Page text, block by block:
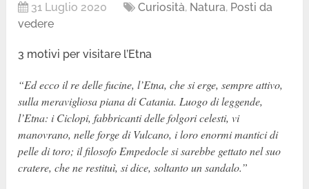
31 Luglio 2020 Curiosità, Natura, Posti da
vedere
3 motivi per visitare l’Etna
“Ed ecco il re delle fucine, l’Etna, che si erge, sempre attivo,
sulla meravigliosa piana di Catania. Luogo di leggende,
l’Etna: i Ciclopi, fabbricanti delle folgori celesti, vi
manovrano, nelle forge di Vulcano, i loro enormi mantici di
pelle di toro; il filosofo Empedocle si sarebbe gettato nel suo
cratere, che ne restituì, si dice, soltanto un sandalo.”